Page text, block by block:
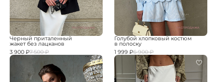
РАСПРОДАЖА
Черный приталенный
жакет без лацканов
3 900 ₽7 500 ₽
РАСПРОДАЖА
Голубой хлопковый костюм
в полоску
1 999 ₽6 900 ₽